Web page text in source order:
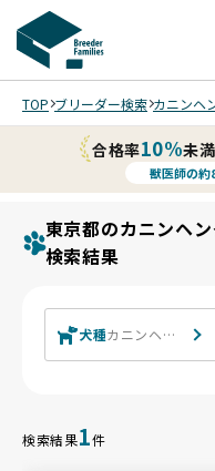
TOP ブリーダー検索 カニンヘ
合格率10%未満
獣医師の約
東京都のカニンヘ
検索結果
犬種カニンヘンダッ
検索結果1件